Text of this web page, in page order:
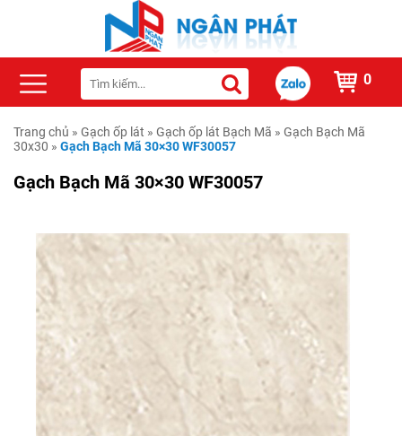
0
Trang chủ » Gạch ốp lát » Gạch ốp lát Bạch Mã » Gạch Bạch Mã
30x30 » Gạch Bạch Mã 30×30 WF30057
Gạch Bạch Mã 30×30 WF30057